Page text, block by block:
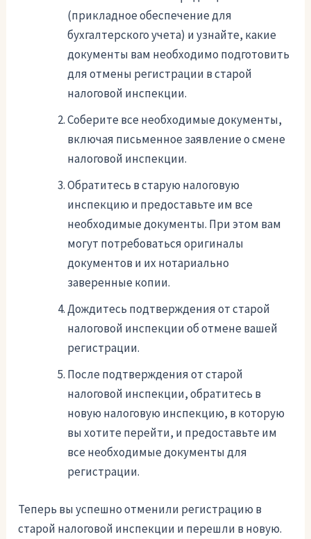
(прикладное обеспечение для
бухгалтерского учета) и узнайте, какие
документы вам необходимо подготовить
для отмены регистрации в старой
налоговой инспекции.
Соберите все необходимые документы,
включая письменное заявление о смене
налоговой инспекции.
Обратитесь в старую налоговую
инспекцию и предоставьте им все
необходимые документы. При этом вам
могут потребоваться оригиналы
документов и их нотариально
заверенные копии.
Дождитесь подтверждения от старой
налоговой инспекции об отмене вашей
регистрации.
После подтверждения от старой
налоговой инспекции, обратитесь в
новую налоговую инспекцию, в которую
вы хотите перейти, и предоставьте им
все необходимые документы для
регистрации.
Теперь вы успешно отменили регистрацию в
старой налоговой инспекции и перешли в новую.